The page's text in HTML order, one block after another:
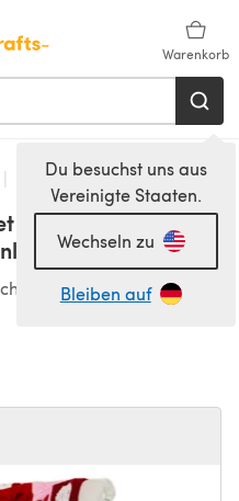
Warenkorb
Du besuchst uns aus
Vereinigte Staaten.
Wechseln zu
Bleiben auf
Decken
in Deramores
PDF